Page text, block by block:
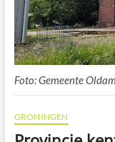
Foto: Gemeente
GRONINGEN